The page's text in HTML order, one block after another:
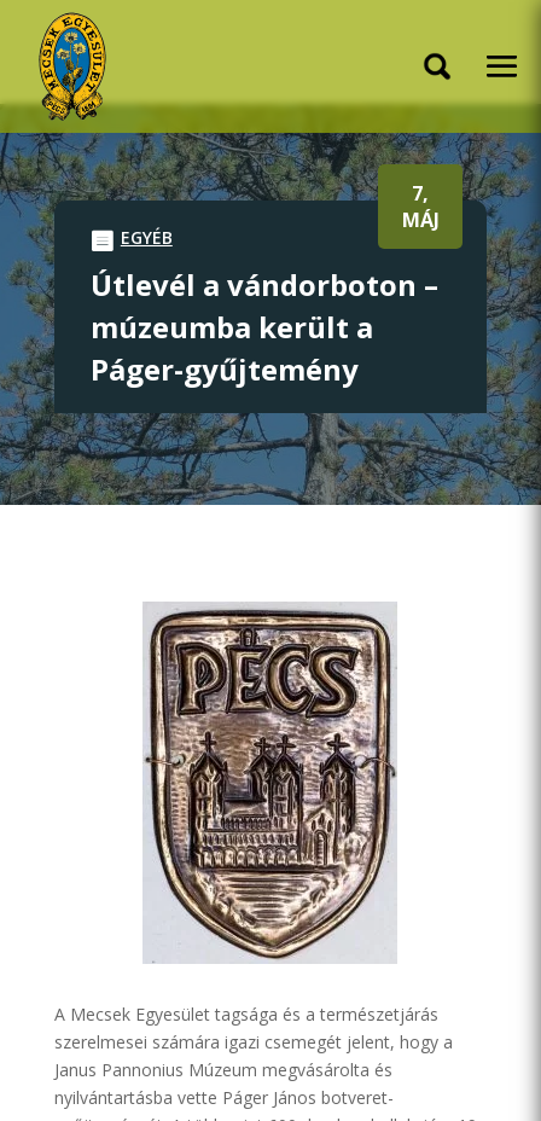
7,
MÁJ
EGYÉB
Útlevél a vándorboton –
múzeumba került a
Páger-gyűjtemény
A Mecsek Egyesület tagsága és a természetjárás
szerelmesei számára igazi csemegét jelent, hogy a
Janus Pannonius Múzeum megvásárolta és
nyilvántartásba vette Páger János botveret-